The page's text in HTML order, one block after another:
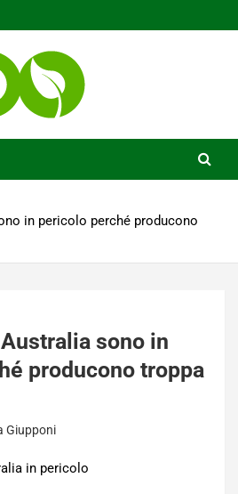
in pericolo perché producono
sono in
producono troppa
Giupponi